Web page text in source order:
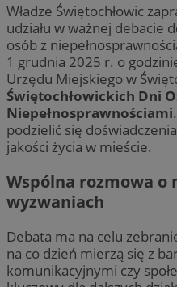
Władze Świętochłowic
udziału w ważnej debacie
osób z
1 grudnia 2025 r. o
Urzędu Miejskiego w
Świętochłowickich Dni
Niepełnosprawnościami
podzielić się
jakości życia w mieście.
Wspólna rozmowa o
wyzwaniach
Debata ma na celu
na co dzień mierzą się z
komunikacyjnymi czy